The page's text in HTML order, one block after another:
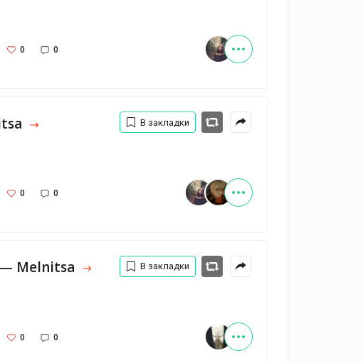
0 0
0 0
В закладки
— Melnitsa
0 0
В закладки